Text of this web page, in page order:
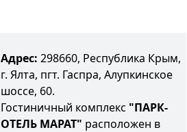
Адрес: 298660, Республика Крым,
г. Ялта, пгт. Гаспра, Алупкинское
шоссе, 60.
Гостиничный комплекс "ПАРК-
ОТЕЛЬ МАРАТ" расположен в